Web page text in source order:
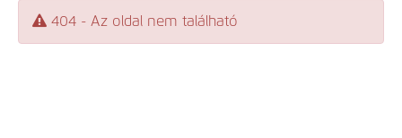
404 - Az oldal nem található